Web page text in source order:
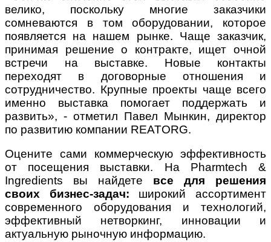
велико, поскольку многие заказчики
сомневаются в том оборудовании, которое
появляется на нашем рынке. Чаще заказчик,
принимая решение о контракте, ищет очной
встречи на выставке. Новые контакты
переходят в договорные отношения и
сотрудничество. Крупные проекты чаще всего
именно выставка помогает поддержать и
развить», - отметил Павел Мынкин, директор
по развитию компании REATORG.
Оцените сами коммерческую эффективность
от посещения выставки. На Pharmtech &
Ingredients вы найдете все для решения
своих бизнес-задач: широкий ассортимент
современного оборудования и технологий,
эффективный нетворкинг, инновации и
актуальную рыночную информацию.